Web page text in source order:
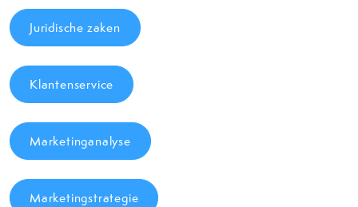
Juridische zaken
Klantenservice
Marketinganalyse
Marketingstrategie